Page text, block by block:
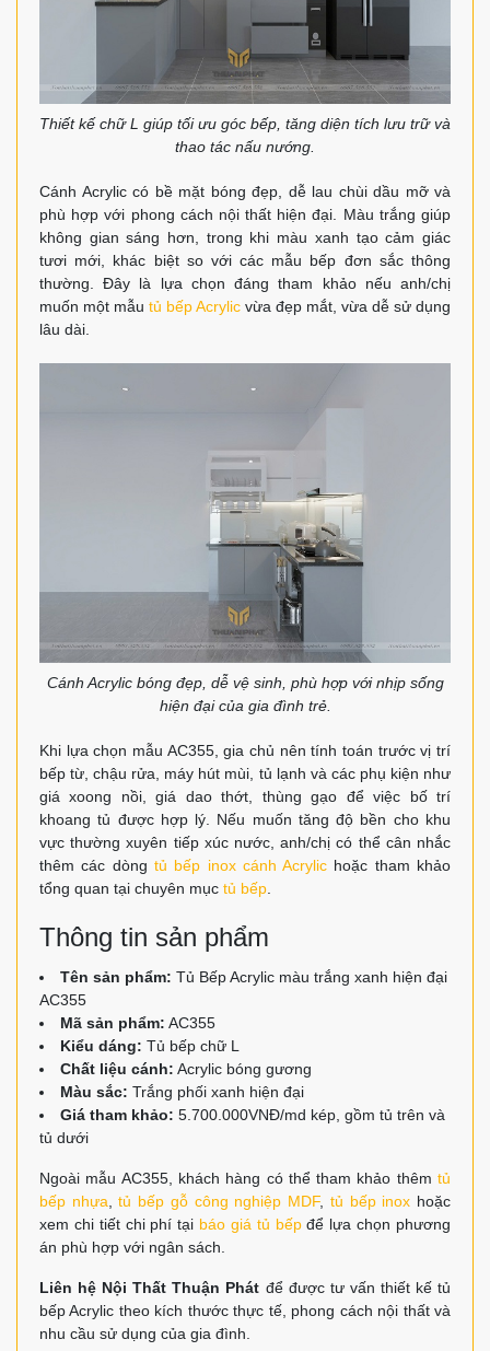
Thiết kế chữ L giúp tối ưu góc bếp, tăng diện tích lưu trữ và
thao tác nấu nướng.
Cánh Acrylic có bề mặt bóng đẹp, dễ lau chùi dầu mỡ và
phù hợp với phong cách nội thất hiện đại. Màu trắng giúp
không gian sáng hơn, trong khi màu xanh tạo cảm giác
tươi mới, khác biệt so với các mẫu bếp đơn sắc thông
thường. Đây là lựa chọn đáng tham khảo nếu anh/chị
muốn một mẫu tủ bếp Acrylic vừa đẹp mắt, vừa dễ sử dụng
lâu dài.
Cánh Acrylic bóng đẹp, dễ vệ sinh, phù hợp với nhịp sống
hiện đại của gia đình trẻ.
Khi lựa chọn mẫu AC355, gia chủ nên tính toán trước vị trí
bếp từ, chậu rửa, máy hút mùi, tủ lạnh và các phụ kiện như
giá xoong nồi, giá dao thớt, thùng gạo để việc bố trí
khoang tủ được hợp lý. Nếu muốn tăng độ bền cho khu
vực thường xuyên tiếp xúc nước, anh/chị có thể cân nhắc
thêm các dòng tủ bếp inox cánh Acrylic hoặc tham khảo
tổng quan tại chuyên mục tủ bếp
Thông tin sản phẩm
Tên sản phẩm: Tủ Bếp Acrylic màu trắng xanh hiện đại
AC355
Mã sản phẩm: AC355
Kiểu dáng: Tủ bếp chữ L
Chất liệu cánh: Acrylic bóng gương
Màu sắc: Trắng phối xanh hiện đại
Giá tham khảo: 5.700.000VNĐ/md kép, gồm tủ trên và
tủ dưới
Ngoài mẫu AC355, khách hàng có thể tham khảo thêm tủ
bếp nhựa ,tủ bếp gỗ công nghiệp MDF, tủ bếp inox hoặc
xem chi tiết chi phí tại báo giá tủ bếpđể lựa chọn phương
án phù hợp với ngân sách.
Liên hệ Nội Thất Thuận Phát để được tư vấn thiết kế tủ
bếp Acrylic theo kích thước thực tế, phong cách nội thất và
nhu cầu sử dụng của gia đình.